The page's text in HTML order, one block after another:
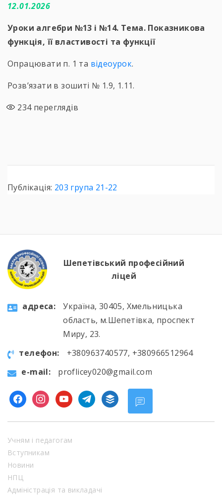
12.01.2026
Уроки алгебри №13 і №14. Тема. Показникова
функція, її властивості та функції
Опрацювати п. 1 та відеоурок.
Розв’язати в зошиті № 1.9, 1.11.
234переглядів
Публікація: 203 група 21-22
Шепетівський професійний
ліцей
aдресa:
Україна, 30405, Хмельницька
область, м.Шепетівка, проспект
Миру, 23.
телефон:
+380963740577, +380966512964
e-mail:
proflicey020@gmail.com
facebookinstagramyoutubetelegram
buffer
Учням і педагогам
Вступникам
Новини
НПЦ
Адміністрація та викладачі